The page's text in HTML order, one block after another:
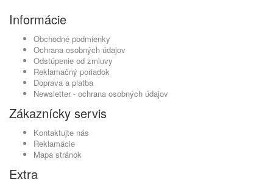
Informácie
Obchodné podmienky
Ochrana osobných údajov
Odstúpenie od zmluvy
Reklamačný poriadok
Doprava a platba
Newsletter - ochrana osobných údajov
Zákaznícky servis
Kontaktujte nás
Reklamácie
Mapa stránok
Extra